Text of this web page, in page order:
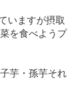
いますが摂取
を食べようプ
芋・孫芋それ